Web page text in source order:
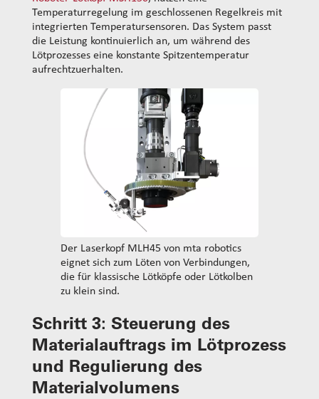
Temperaturregelung im geschlossenen Regelkreis mit
integrierten Temperatursensoren. Das System passt
die Leistung kontinuierlich an, um während des
Lötprozesses eine konstante Spitzentemperatur
aufrechtzuerhalten.
Der Laserkopf MLH45 von mta robotics
eignet sich zum Löten von Verbindungen,
die für klassische Lötköpfe oder Lötkolben
zu klein sind.
Schritt 3: Steuerung des
Materialauftrags im Lötprozess
und Regulierung des
Materialvolumens